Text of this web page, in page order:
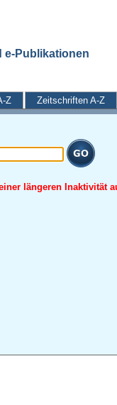
e-Publikationen
Z Zeitschriften A-Z
längeren